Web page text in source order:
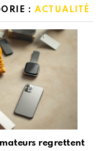
: ACTUALITÉ
regrettent